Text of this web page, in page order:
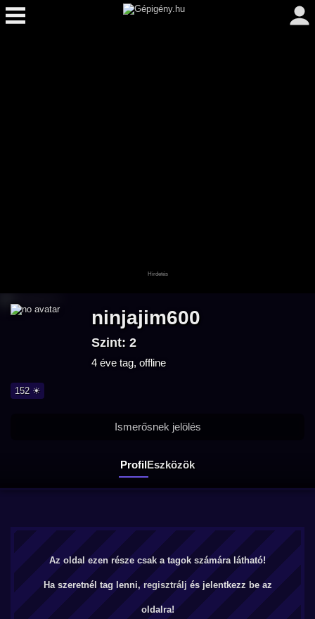
ninjajim600
Szint: 2
4 éve tag, offline
152 ☀
ProfilEszközök
Ismerősnek jelölés
Az oldal ezen része csak a tagok számára látható!
Ha szeretnél tag lenni, regisztrálj és jelentkezz be az
oldalra!